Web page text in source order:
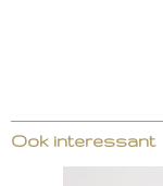
Ook interessant